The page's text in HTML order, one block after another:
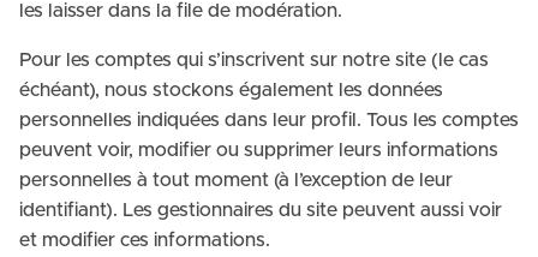
les laisser dans la file de modération.
Pour les comptes qui s’inscrivent sur notre site (le cas
échéant), nous stockons également les données
personnelles indiquées dans leur profil. Tous les comptes
peuvent voir, modifier ou supprimer leurs informations
personnelles à tout moment (à l’exception de leur
identifiant). Les gestionnaires du site peuvent aussi voir
et modifier ces informations.